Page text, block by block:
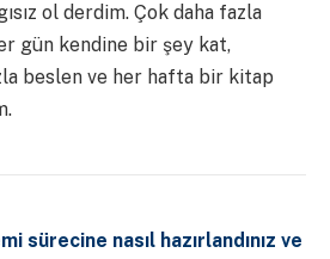
ol derdim. Çok daha fazla
gün kendine bir şey kat,
beslen ve her hafta bir kitap
sürecine nasıl hazırlandınız ve